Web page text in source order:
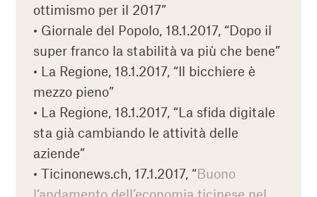
ottimismo per il 2017”
• Giornale del Popolo, 18.1.2017, “Dopo il
super franco la stabilità va più che bene”
• La Regione, 18.1.2017, “Il bicchiere è
mezzo pieno”
• La Regione, 18.1.2017, “La sfida digitale
sta già cambiando le attività delle
aziende”
• Ticinonews.ch, 17.1.2017, “Buono
l’andamento dell’economia ticinese nel